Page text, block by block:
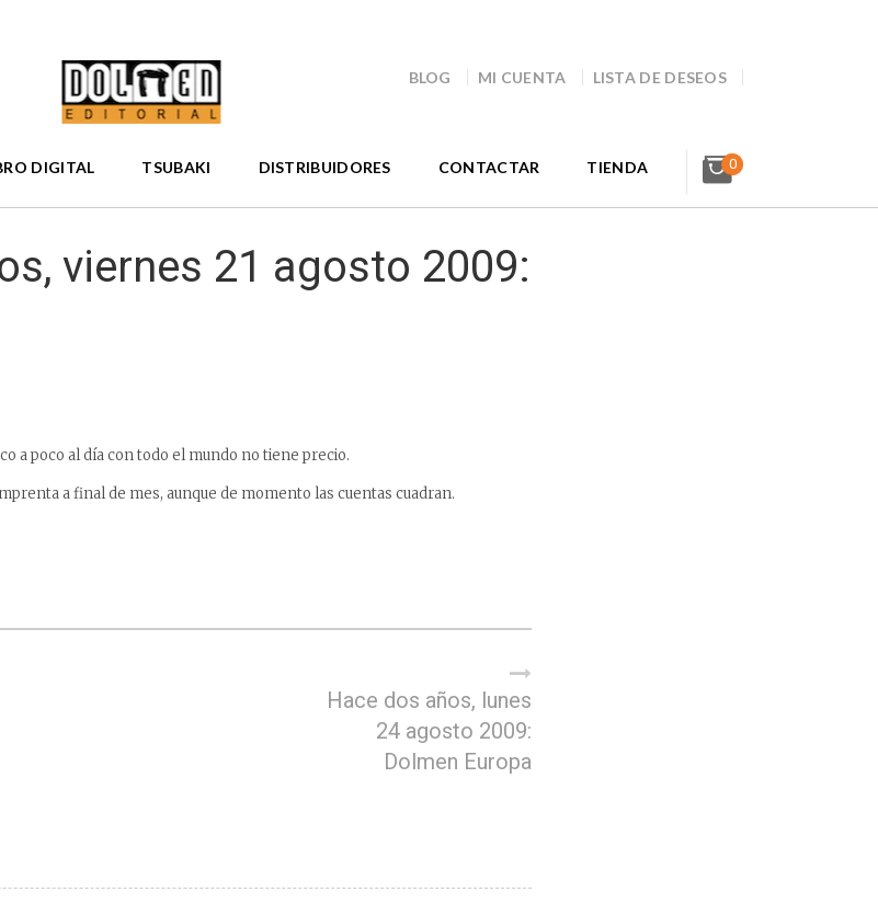
BLOG MI CUENTA LISTA DE DESEOS
DIGITAL TSUBAKI DISTRIBUIDORES CONTACTAR TIENDA 0
viernes 21 agosto 2009:
a poco al día con todo el mundo no tiene precio.
a final de mes, aunque de momento las cuentas cuadran.
Hace dos años, lunes
24 agosto 2009:
Dolmen Europa